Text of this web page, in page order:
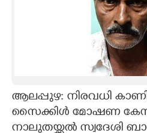
ASTRO
ആലപ്പുഴ: നിരവധി
സൈക്കിൾ മോഷണ
നാലുതയ്ക്കൽ സ്വദേശി